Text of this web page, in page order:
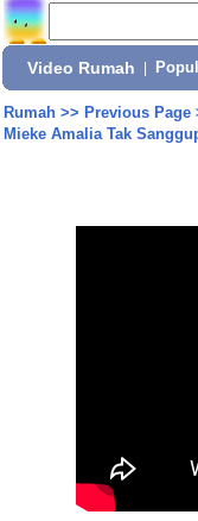
Video Rumah
Rumah>> Previous Page
Mieke Amalia Tak